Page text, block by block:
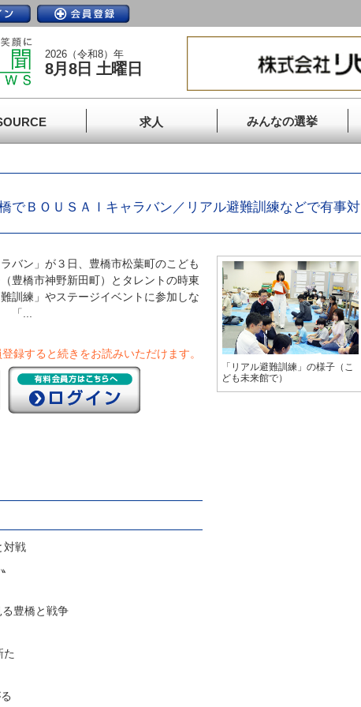
2026（令和8）年
8月8日 土曜日
求人 みんなの選挙
でＢＯＵＳＡＩキャラバン／リアル避難訓練などで有事対
バン」が３日、豊橋市松葉町のこども
豊橋市神野新田町）とタレントの時東
訓練」やステージイベントに参加しな
「...
録すると続きをお読みいただけます。
対戦
る豊橋と戦争
た
「リアル避難訓練」の様子（こ
ども未来館で）